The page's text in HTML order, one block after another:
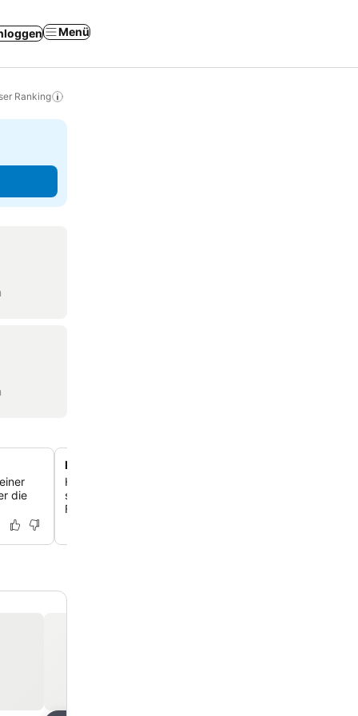
Menü
Ranking
die
Familienfreundliche Mehrbettzimmer
Hier finden auch größere Gruppen Platz: Die Zimmer
sieben Gäste ausgelegt und bieten viel Raum für
Freunde, die zusammen reisen.